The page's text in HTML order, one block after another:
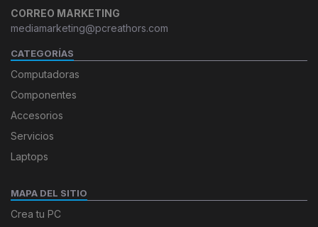
CORREO MARKETING
mediamarketing@pcreathors.com
CATEGORÍAS
Computadoras
Componentes
Accesorios
Servicios
Laptops
MAPA DEL SITIO
Crea tu PC